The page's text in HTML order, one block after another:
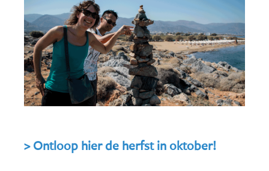
> Ontloop hier de herfst in oktober!